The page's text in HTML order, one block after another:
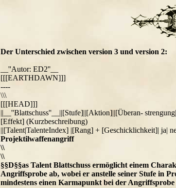
Der Unterschied zwischen version 3 und version 2:
__''Autor: ED2''__
[[[EARTHDAWN]]]
----
\\\
[[[HEAD]]]
||__''Blattschuss''__||[Stufe]||[Aktion]||[Überan-
[Effekt] (Kurzbeschreibung)
||[Talent|TalenteIndex] |[Rang] + [Geschicklichkeit]| ja|
Projektilwaffenangriff
\\
\\
§§D§§as Talent Blattschuss ermöglicht einem
Angriffsprobe ab, wobei er anstelle seiner Stufe in
mindestens einen Karmapunkt bei der